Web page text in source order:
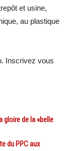
et usine,
au plastique
Inscrivez vous
gloire de la «belle
du PPC aux